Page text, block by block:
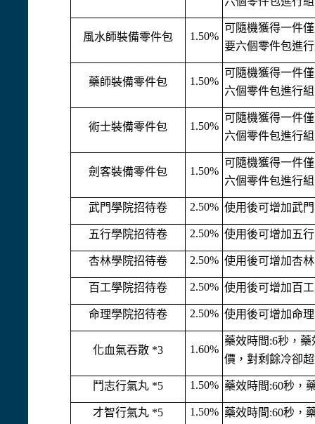
風水師裝備零件包 1.50%
可隨機獲得一件
要六個零件包進
藥師裝備零件包 1.50%
可隨機獲得一件
六個零件包進行
術士裝備零件包 1.50%
可隨機獲得一件
六個零件包進行
劍客裝備零件包 1.50%
可隨機獲得一件
六個零件包進行
武門學院招待卷 2.50% 使用後可增加武
五行學院招待卷 2.50% 使用後可增加五
杏林學院招待卷 2.50% 使用後可增加杏
百工學院招待卷 2.50% 使用後可增加百
命理學院招待卷 2.50% 使用後可增加命
化血氣吞散 *3 1.60%
藥效時間:6秒，
價，對剩餘冷卻
鬥志行氣丸 *5 1.50% 藥效時間:60秒，
才智行氣丸 *5 1.50% 藥效時間:60秒，